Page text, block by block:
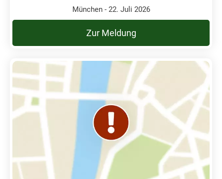
München - 22. Juli 2026
Zur Meldung